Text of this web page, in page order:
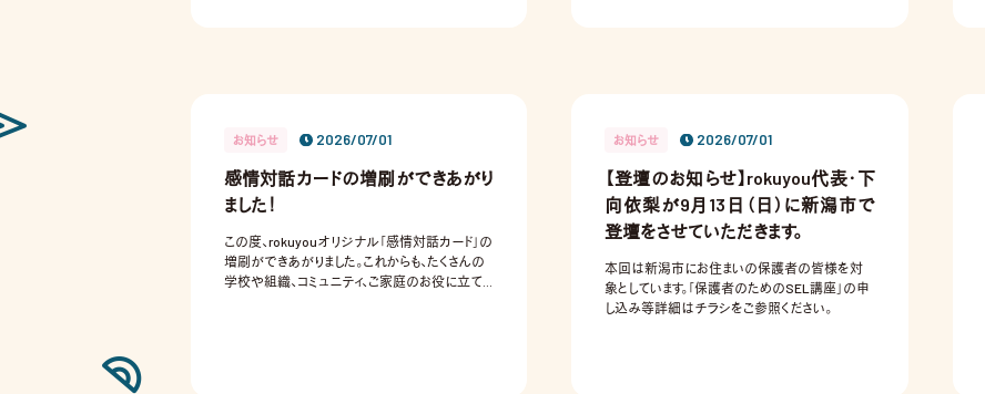
お知らせ 2026/07/01
感情対話カードの増刷ができあがり
ました！
この度、rokuyouオリジナル「感情対話カード」の
増刷ができあがりました。これからも、たくさんの
学校や組織、コミュニティ、ご家庭のお役に立てま
お知らせ 2026/07/01
【登壇のお知らせ】rokuyou代表・下
向依梨が9月13日（日）に新潟市で
登壇をさせていただきます。
本回は新潟市にお住まいの保護者の皆様を対
象としています。「保護者のためのSEL講座」の申
し込み等詳細はチラシをご参照ください。